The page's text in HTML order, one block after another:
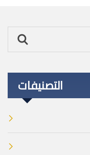
التصنيفات